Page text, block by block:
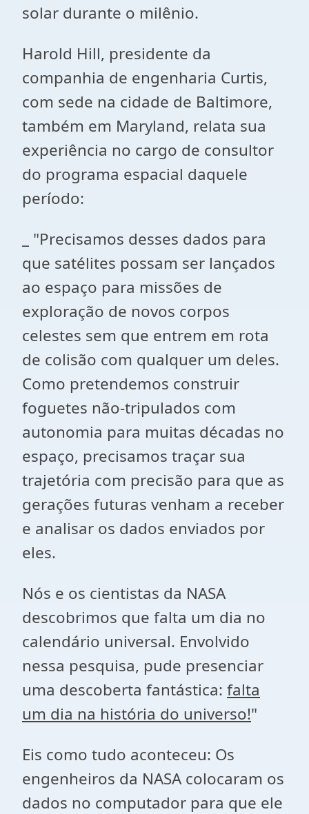
solar durante o milênio.
Harold Hill, presidente da
companhia de engenharia Curtis,
com sede na cidade de Baltimore,
também em Maryland, relata sua
experiência no cargo de consultor
do programa espacial daquele
período:
_ "Precisamos desses dados para
que satélites possam ser lançados
ao espaço para missões de
exploração de novos corpos
celestes sem que entrem em rota
de colisão com qualquer um deles.
Como pretendemos construir
foguetes não-tripulados com
autonomia para muitas décadas no
espaço, precisamos traçar sua
trajetória com precisão para que as
gerações futuras venham a receber
e analisar os dados enviados por
eles.
Nós e os cientistas da NASA
descobrimos que falta um dia no
calendário universal. Envolvido
nessa pesquisa, pude presenciar
uma descoberta fantástica: falta
um dia na história do universo!"
Eis como tudo aconteceu: Os
engenheiros da NASA colocaram os
dados no computador para que ele